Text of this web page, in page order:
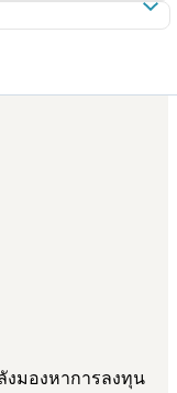
งมองหาการลงทุน